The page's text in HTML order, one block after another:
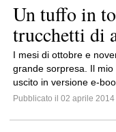
Un tuffo in
trucchetti di
I mesi di ottobre e
grande sorpresa. Il mio
uscito in versione e-
Pubblicato il 02 aprile 2014